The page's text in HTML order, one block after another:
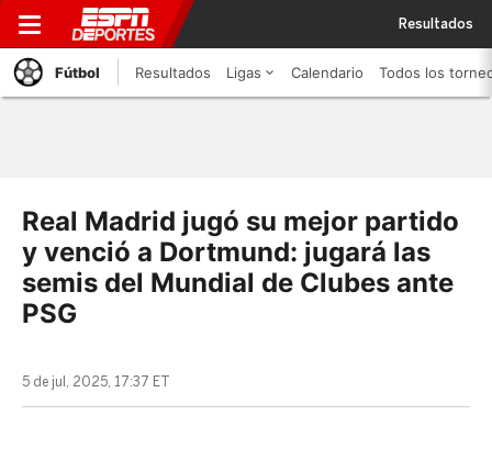
Resultados
Fútbol Resultados Ligas Calendario Todos los
Real Madrid jugó su mejor partido
y venció a Dortmund: jugará las
semis del Mundial de Clubes ante
PSG
5 de jul, 2025, 17:37 ET